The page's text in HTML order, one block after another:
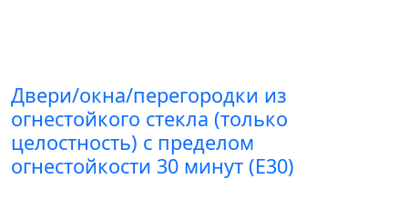
Двери/окна/перегородки из
огнестойкого стекла (только
целостность) с пределом
огнестойкости 30 минут (E30)